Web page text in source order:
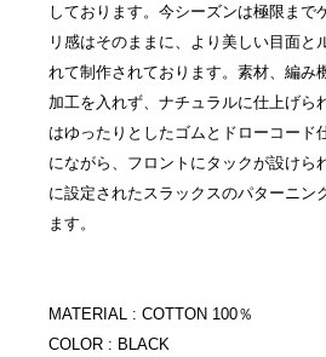
しております。今シーズンは極限まで
リ感はそのままに、より美しい目面と
れて制作されております。素材、編み
加工を入れず、ナチュラルに仕上げら
はゆったりとしたゴムとドローコード
にながら、フロントにタックが設けら
に設定されたスラックスのパターニン
ます。
MATERIAL : COTTON 100％
COLOR : BLACK